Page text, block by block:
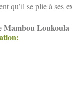
qu’il se plie à ses
Mambou Loukoula